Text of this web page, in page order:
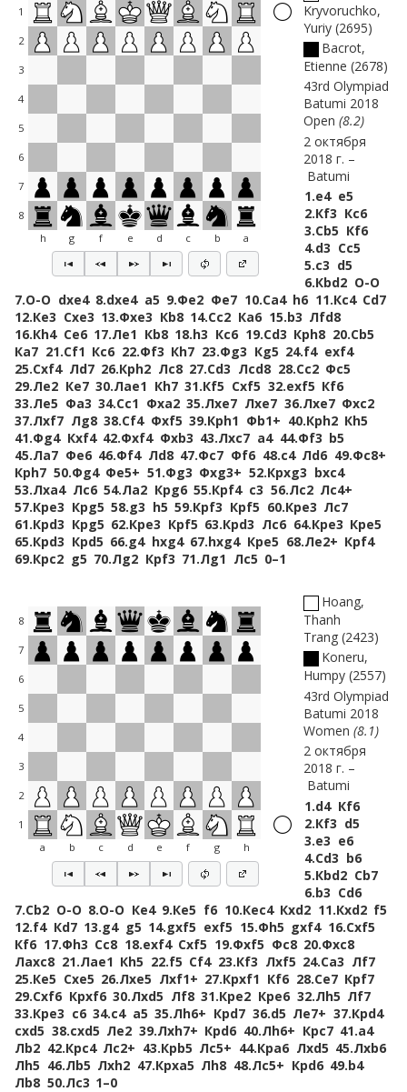
1
2
3
4
5
6
7
8
h
g f e d c b a
Kryvoruchko,
Yuriy 2695
Bacrot,
Etienne 2678
43rd Olympiad
Batumi 2018
Open 8.2
2 октября
2018 г.
Batumi
1.e4 e5
2.Кf3 Кc6
3.Сb5 Кf6
4.d3 Сc5
5.c3 d5
6.Кbd2 O-O
7.O-O dxe4 8.dxe4 a5 9.Фe2 Фe7 10.Сa4 h6 11.Кc4 Сd7
12.Кe3 Сxe3 13.Фxe3 Кb8 14.Сc2 Кa6 15.b3 Лfd8
16.Кh4 Сe6 17.Лe1 Кb8 18.h3 Кc6 19.Сd3 Крh8 20.Сb5
Кa7 21.Сf1 Кc6 22.Фf3 Кh7 23.Фg3 Кg5 24.f4 exf4
25.Сxf4 Лd7 26.Крh2 Лc8 27.Сd3 Лcd8 28.Сc2 Фc5
29.Лe2 Кe7 30.Лae1 Кh7 31.Кf5 Сxf5 32.exf5 Кf6
33.Лe5 Фa3 34.Сc1 Фxa2 35.Лxe7 Лxe7 36.Лxe7 Фxc2
37.Лxf7 Лg8 38.Сf4 Фxf5 39.Крh1 Фb1+ 40.Крh2 Кh5
41.Фg4 Кxf4 42.Фxf4 Фxb3 43.Лxc7 a4 44.Фf3 b5
45.Лa7 Фe6 46.Фf4 Лd8 47.Фc7 Фf6 48.c4 Лd6 49.Фc8+
Крh7 50.Фg4 Фe5+ 51.Фg3 Фxg3+ 52.Крxg3 bxc4
53.Лxa4 Лc6 54.Лa2 Крg6 55.Крf4 c3 56.Лc2 Лc4+
57.Крe3 Крg5 58.g3 h5 59.Крf3 Крf5 60.Крe3 Лc7
61.Крd3 Крg5 62.Крe3 Крf5 63.Крd3 Лc6 64.Крe3 Крe5
65.Крd3 Крd5 66.g4 hxg4 67.hxg4 Крe5 68.Лe2+ Крf4
69.Крc2 g5 70.Лg2 Крf3 71.Лg1 Лc5 0–1
8
7
6
5
4
3
2
1
a
b c d e f g h
Hoang,
Thanh
Trang 2423
Koneru,
Humpy 2557
43rd Olympiad
Batumi 2018
Women 8.1
2 октября
2018 г.
Batumi
1.d4 Кf6
2.Кf3 d5
3.e3 e6
4.Сd3 b6
5.Кbd2 Сb7
6.b3 Сd6
7.Сb2 O-O 8.O-O Кe4 9.Кe5 f6 10.Кec4 Кxd2 11.Кxd2 f5
12.f4 Кd7 13.g4 g5 14.gxf5 exf5 15.Фh5 gxf4 16.Сxf5
Кf6 17.Фh3 Сc8 18.exf4 Сxf5 19.Фxf5 Фc8 20.Фxc8
Лaxc8 21.Лae1 Кh5 22.f5 Сf4 23.Кf3 Лxf5 24.Сa3 Лf7
25.Кe5 Сxe5 26.Лxe5 Лxf1+ 27.Крxf1 Кf6 28.Сe7 Крf7
29.Сxf6 Крxf6 30.Лxd5 Лf8 31.Крe2 Крe6 32.Лh5 Лf7
33.Крe3 c6 34.c4 a5 35.Лh6+ Крd7 36.d5 Лe7+ 37.Крd4
cxd5 38.cxd5 Лe2 39.Лxh7+ Крd6 40.Лh6+ Крc7 41.a4
Лb2 42.Крc4 Лc2+ 43.Крb5 Лc5+ 44.Крa6 Лxd5 45.Лxb6
Лh5 46.Лb5 Лxh2 47.Крxa5 Лh8 48.Лc5+ Крd6 49.b4
Лb8 50.Лc3 1–0